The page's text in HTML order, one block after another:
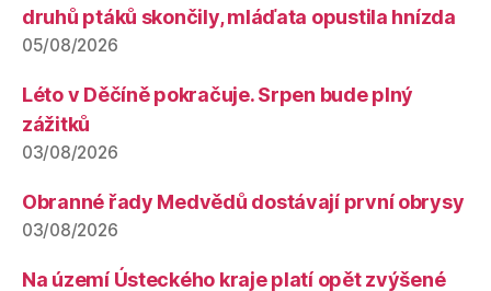
druhů ptáků skončily, mláďata opustila hnízda
05/08/2026
Léto v Děčíně pokračuje. Srpen bude plný
zážitků
03/08/2026
Obranné řady Medvědů dostávají první obrysy
03/08/2026
Na území Ústeckého kraje platí opět zvýšené